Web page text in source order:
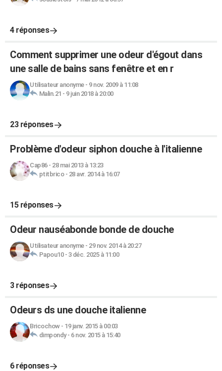
4 réponses
Comment supprimer une odeur d'égout dans
une salle de bains sans fenêtre et en r
Utilisateur anonyme- 9 nov. 2009 à 11:08
Malin.21 - 9 juin 2018 à 20:00
23 réponses
Problème d'odeur siphon douche à l'italienne
Cap86- 28 mai 2013 à 13:23
ptitbrico- 28 avr. 2014 à 16:07
15 réponses
Odeur nauséabonde bonde de douche
Utilisateur anonyme- 29 nov. 2014 à 20:27
Papou10- 3 déc. 2025 à 11:00
3 réponses
Odeurs ds une douche italienne
Bricochow- 19 janv. 2015 à 00:03
dimpondy- 6 nov. 2015 à 15:40
6 réponses